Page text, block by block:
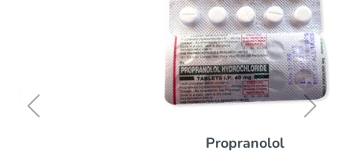
Propranolol